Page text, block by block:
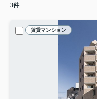
3件
賃貸マンション